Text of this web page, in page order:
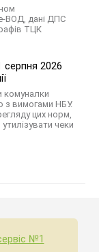
ВОД, дані ДПС
ТЦК
серпня 2026
комуналки
з вимогами НБУ.
цих норм,
чеки